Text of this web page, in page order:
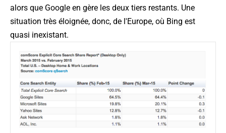
alors que Google en gère les deux tiers restants. Une
situation très éloignée, donc, de l'Europe, où Bing est
quasi inexistant.